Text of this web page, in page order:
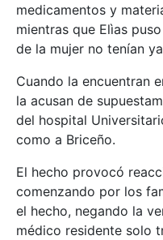
medicamentos y
mientras que Elìas
de la mujer no tenían
Cuando la encuentran
la acusan de
del hospital
como a Briceño.
El hecho provocó
comenzando por los
el hecho, negando la
médico residente solo